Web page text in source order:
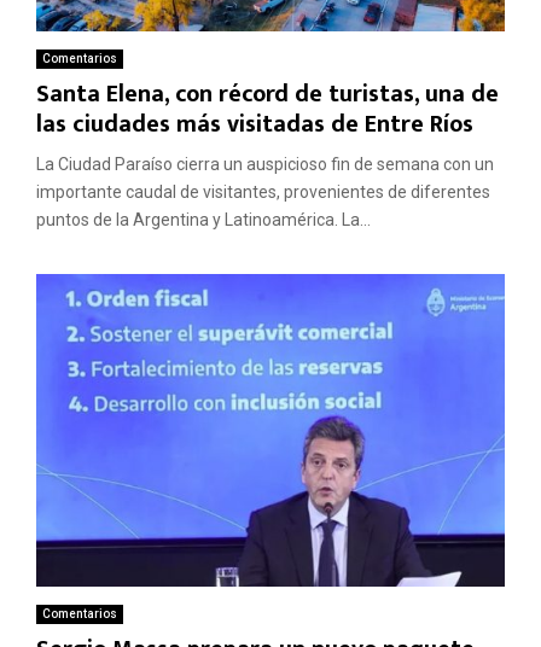
Comentarios
Santa Elena, con récord de turistas, una de
las ciudades más visitadas de Entre Ríos
La Ciudad Paraíso cierra un auspicioso fin de semana con un
importante caudal de visitantes, provenientes de diferentes
puntos de la Argentina y Latinoamérica. La...
Comentarios